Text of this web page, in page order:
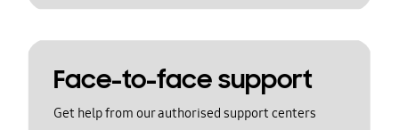
Face-to-face support
Get help from our authorised support centers